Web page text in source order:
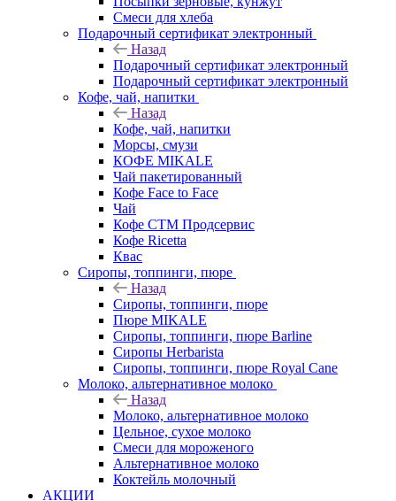
Смеси для хлеба
Подарочный сертификат электронный
Назад
Подарочный сертификат электронный
Подарочный сертификат электронный
Кофе, чай, напитки
Назад
Кофе, чай, напитки
Морсы, смузи
КОФЕ MIKALE
Чай пакетированный
Кофе Face to Face
Чай
Кофе СТМ Продсервис
Кофе Ricetta
Квас
Сиропы, топпинги, пюре
Назад
Сиропы, топпинги, пюре
Пюре MIKALE
Сиропы, топпинги, пюре Barline
Сиропы Herbarista
Сиропы, топпинги, пюре Royal Cane
Молоко, альтернативное молоко
Назад
Молоко, альтернативное молоко
Цельное, сухое молоко
Смеси для мороженого
Альтернативное молоко
Коктейль молочный
АКЦИИ